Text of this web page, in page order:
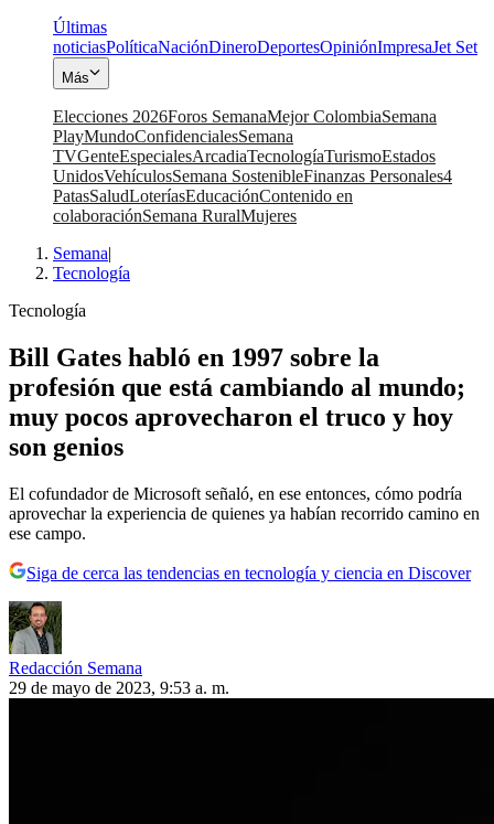
Últimas
noticiasPolíticaNaciónDineroDeportesOpiniónImpresaJet Set
Más
Elecciones 2026Foros SemanaMejor ColombiaSemana
PlayMundoConfidencialesSemana
TVGenteEspecialesArcadiaTecnologíaTurismoEstados
UnidosVehículosSemana SostenibleFinanzas Personales4
PatasSaludLoteríasEducaciónContenido en
colaboraciónSemana RuralMujeres
Semana|
Tecnología
Tecnología
Bill Gates habló en 1997 sobre la
profesión que está cambiando al mundo;
muy pocos aprovecharon el truco y hoy
son genios
El cofundador de Microsoft señaló, en ese entonces, cómo podría
aprovechar la experiencia de quienes ya habían recorrido camino en
ese campo.
Siga de cerca las tendencias en tecnología y ciencia en Discover
Redacción Semana
29 de mayo de 2023, 9:53 a. m.